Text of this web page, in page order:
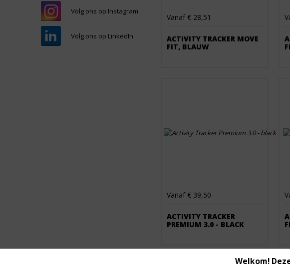
Volg ons op Instagram
Volg ons op LinkedIn
Vanaf € 28,51
ACTIVITY TRACKER MOVE
FIT, BLAUW
Vanaf € 39,50
ACTIVITY TRACKER
PREMIUM 3.0 - BLACK
Welkom!